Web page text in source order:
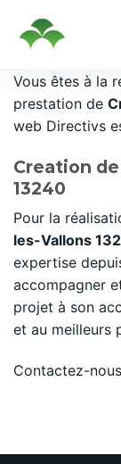
Passer
au
contenu
Vous êtes à la
prestation de
web Directivs
Creation
13240
Pour la
les-Vallons
expertise
accompagner
projet à son
et au meilleurs
Contactez-